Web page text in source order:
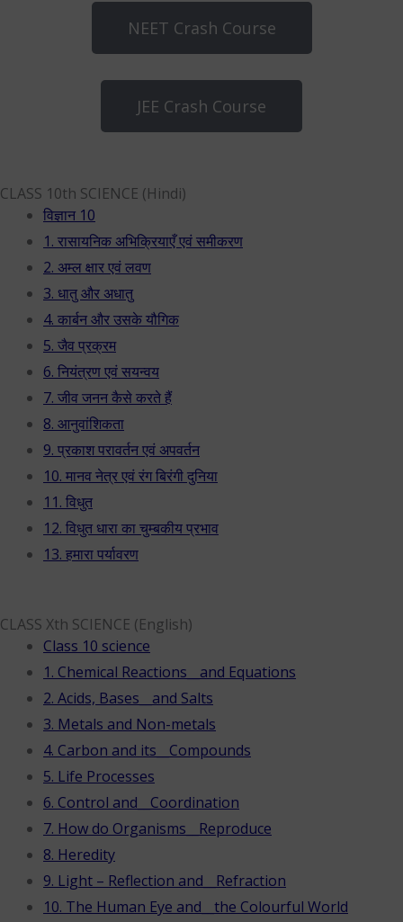
NEET Crash Course
JEE Crash Course
CLASS 10th SCIENCE (Hindi)
विज्ञान 10
1. रासायनिक अभिक्रियाएँ एवं समीकरण
2. अम्ल क्षार एवं लवण
3. धातु और अधातु
4. कार्बन और उसके यौगिक
5. जैव प्रक्रम
6. नियंत्रण एवं सयन्वय
7. जीव जनन कैसे करते हैं
8. आनुवांशिकता
9. प्रकाश परावर्तन एवं अपवर्तन
10. मानव नेत्र एवं रंग बिरंगी दुनिया
11. विधुत
12. विधुत धारा का चुम्बकीय प्रभाव
13. हमारा पर्यावरण
CLASS Xth SCIENCE (English)
Class 10 science
1. Chemical Reactions__and Equations
2. Acids, Bases__and Salts
3. Metals and Non-metals
4. Carbon and its__Compounds
5. Life Processes
6. Control and__Coordination
7. How do Organisms__Reproduce
8. Heredity
9. Light – Reflection and__Refraction
10. The Human Eye and__the Colourful World